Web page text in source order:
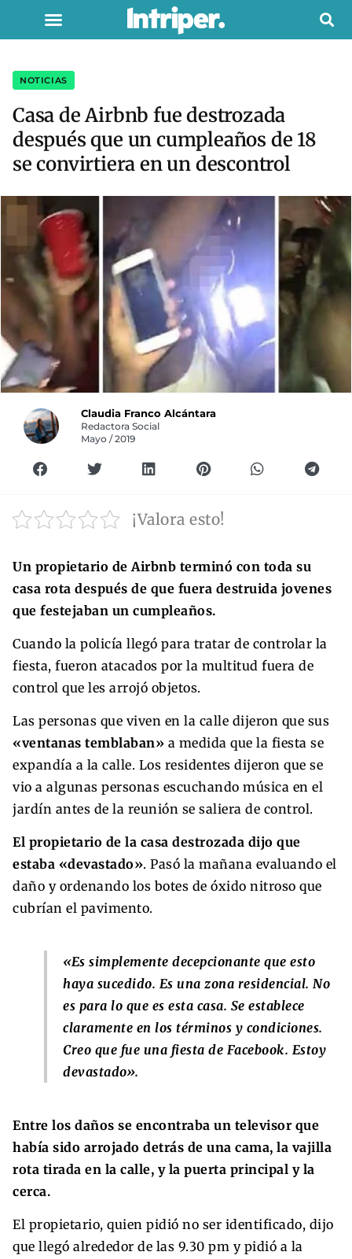
NOTICIAS
Casa de Airbnb fue destrozada
después que un cumpleaños de 18
se convirtiera en un descontrol
Claudia Franco Alcántara
Redactora Social
Mayo / 2019
¡Valora esto!
Un propietario de Airbnb terminó con toda su
casa rota después de que fuera destruida jovenes
que festejaban un cumpleaños.
Cuando la policía llegó para tratar de controlar la
fiesta, fueron atacados por la multitud fuera de
control que les arrojó objetos.
Las personas que viven en la calle dijeron que sus
«ventanas temblaban» a medida que la fiesta se
expandía a la calle. Los residentes dijeron que se
vio a algunas personas escuchando música en el
jardín antes de la reunión se saliera de control.
El propietario de la casa destrozada dijo que
estaba «devastado». Pasó la mañana evaluando el
daño y ordenando los botes de óxido nitroso que
cubrían el pavimento.
«Es simplemente decepcionante que esto
haya sucedido. Es una zona residencial. No
es para lo que es esta casa. Se establece
claramente en los términos y condiciones.
Creo que fue una fiesta de Facebook. Estoy
devastado».
Entre los daños se encontraba un televisor que
había sido arrojado detrás de una cama, la vajilla
rota tirada en la calle, y la puerta principal y la
cerca.
El propietario, quien pidió no ser identificado, dijo
que llegó alrededor de las 9.30 pm y pidió a la